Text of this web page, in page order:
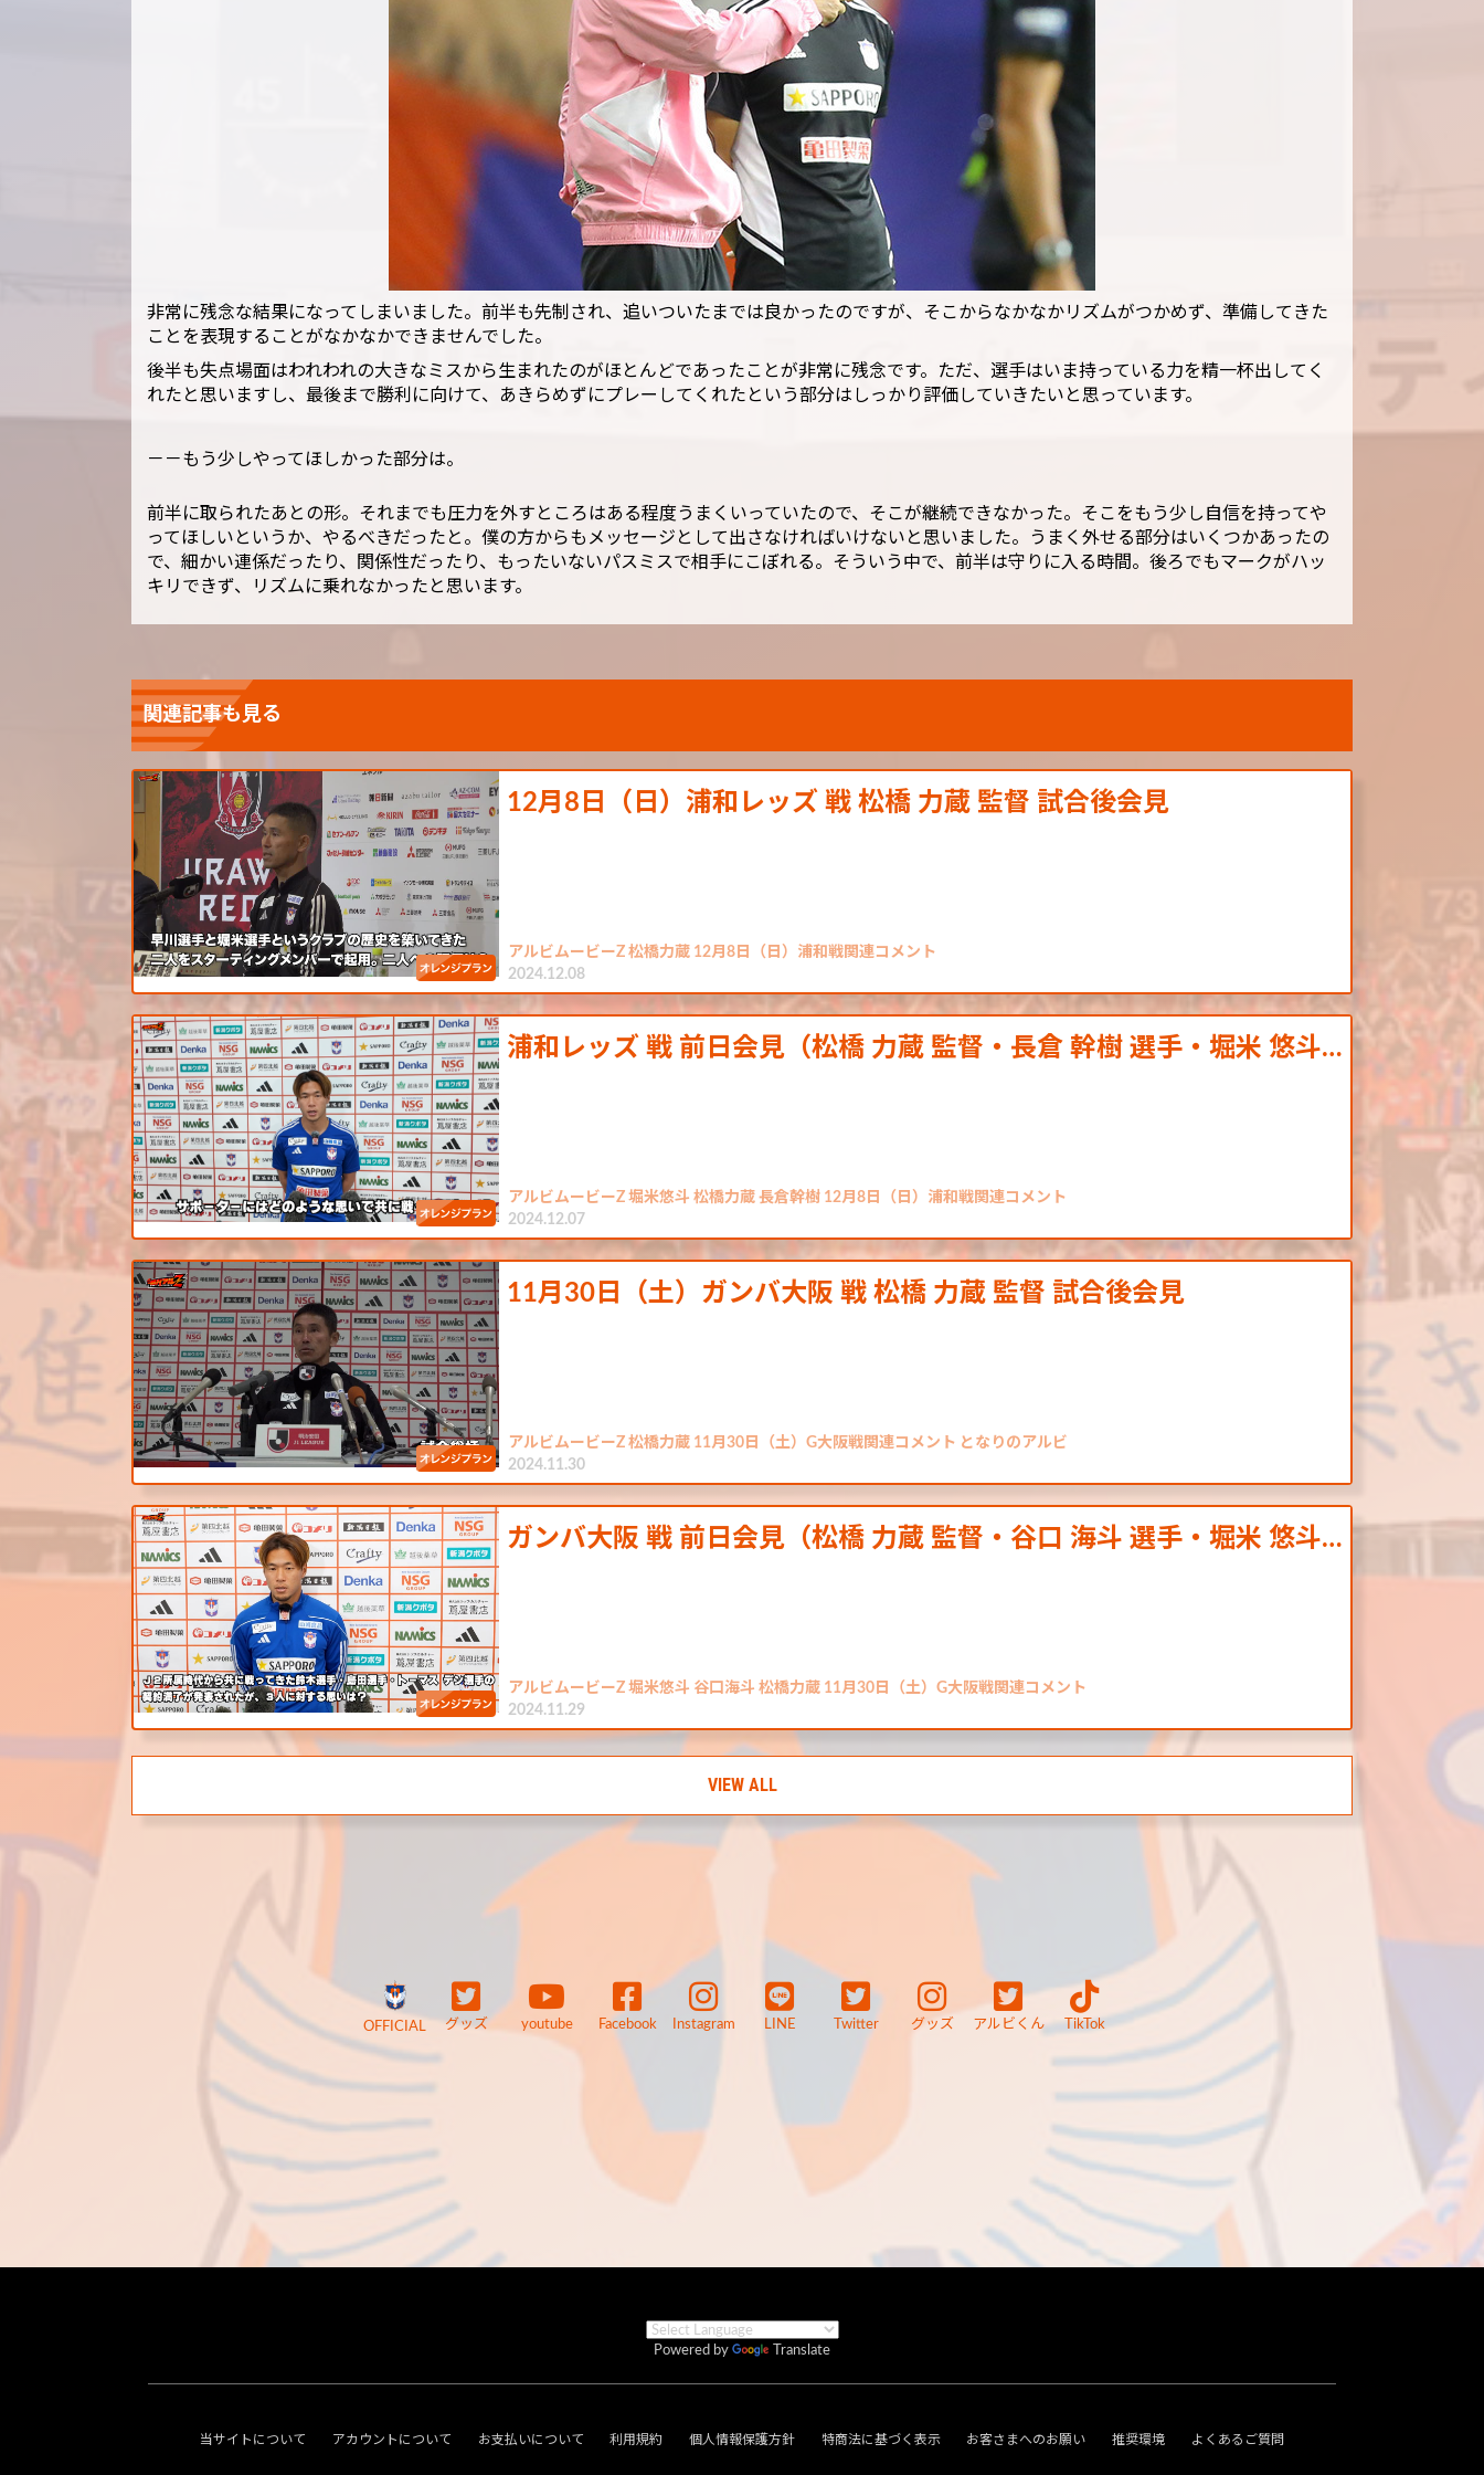
非常に残念な結果になってしまいました。前半も先制され、追いついたまでは良かったのですが、そこからなかなかリズムがつかめず、準備してきた
ことを表現することがなかなかできませんでした。
後半も失点場面はわれわれの大きなミスから生まれたのがほとんどであったことが非常に残念です。ただ、選手はいま持っている力を精一杯出してく
れたと思いますし、最後まで勝利に向けて、あきらめずにプレーしてくれたという部分はしっかり評価していきたいと思っています。
－－もう少しやってほしかった部分は。
前半に取られたあとの形。それまでも圧力を外すところはある程度うまくいっていたので、そこが継続できなかった。そこをもう少し自信を持ってや
ってほしいというか、やるべきだったと。僕の方からもメッセージとして出さなければいけないと思いました。うまく外せる部分はいくつかあったの
で、細かい連係だったり、関係性だったり、もったいないパスミスで相手にこぼれる。そういう中で、前半は守りに入る時間。後ろでもマークがハッ
キリできず、リズムに乗れなかったと思います。
関連記事も見る
12月8日（日）浦和レッズ 戦 松橋 力蔵 監督 試合後会見
アルビムービーZ 松橋力蔵 12月8日（日）浦和戦関連コメント
2024.12.08
浦和レッズ 戦 前日会見（松橋 力蔵 監督・長倉 幹樹 選手・堀米 悠斗…
アルビムービーZ 堀米悠斗 松橋力蔵 長倉幹樹 12月8日（日）浦和戦関連コメント
2024.12.07
11月30日（土）ガンバ大阪 戦 松橋 力蔵 監督 試合後会見
アルビムービーZ 松橋力蔵 11月30日（土）G大阪戦関連コメント となりのアルビ
2024.11.30
ガンバ大阪 戦 前日会見（松橋 力蔵 監督・谷口 海斗 選手・堀米 悠斗…
アルビムービーZ 堀米悠斗 谷口海斗 松橋力蔵 11月30日（土）G大阪戦関連コメント
2024.11.29
VIEW ALL
OFFICIAL グッズ youtube Facebook Instagram LINE Twitter グッズ アルビくん TikTok
Powered by Translate
当サイトについて アカウントについて お支払いについて 利用規約 個人情報保護方針 特商法に基づく表示 お客さまへのお願い 推奨環境 よくあるご質問